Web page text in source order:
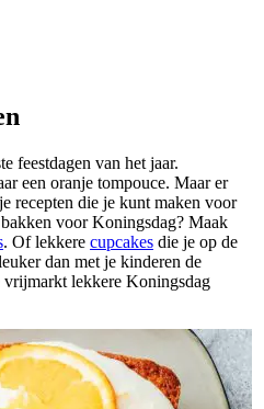
feestdagen van het jaar.
een oranje tompouce. Maar er
recepten die je kunt maken voor
voor Koningsdag? Maak
. Of lekkere cupcakes die je op de
dan met je kinderen de
lekkere Koningsdag